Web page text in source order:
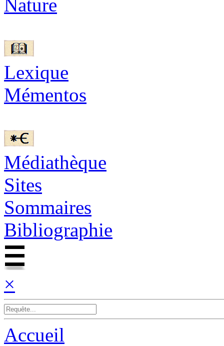
Nature
Lexique
Mémentos
Médiathèque
Sites
Sommaires
Bibliographie
×
Accueil